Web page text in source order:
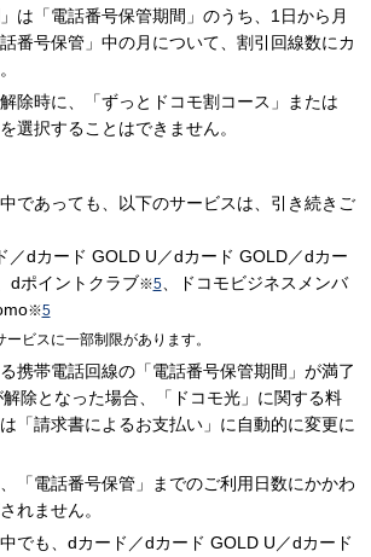
は「電話番号保管期間」のうち、1日から月
番号保管」中の月について、割引回線数にカ
解除時に、「ずっとドコモ割コース」または
選択することはできません。
中であっても、以下のサービスは、引き続きご
／dカード GOLD U／dカード GOLD／dカー
dポイントクラブ※5、ドコモビジネスメンバ
※5
ビスに一部制限があります。
携帯電話回線の「電話番号保管期間」が満了
解除となった場合、「ドコモ光」に関する料
「請求書によるお支払い」に自動的に変更に
「電話番号保管」までのご利用日数にかかわ
れません。
中でも、dカード／dカード GOLD U／dカード